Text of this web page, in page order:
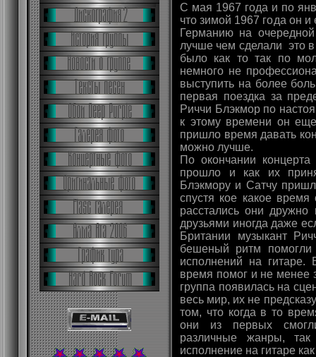
С мая 1967 года и по
что зимой 1967 года он и
Германию на
лучше чем сделали это
было как то так по
немного не
выступить на более
первая поездка за
Риччи Блэкмор по
к этому времени он
пришло время давать
можно лучше.
По окончании
прошло и как их
Блэкмору и Сатчу
спустя кое какое
расстались они
друзьями иногда даже
Британии музыкант
бешеный ритм помогли
исполнений на
время помог и не менее
группа появилась на
весь мир, их не
том, что когда в то
они из первых
различные жанры,
исполнение на гитаре